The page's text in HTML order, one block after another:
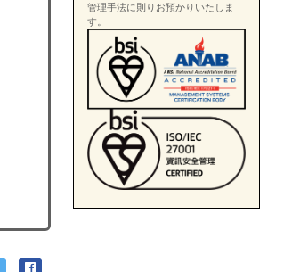
管理手法に則りお預かりいたしま
す。